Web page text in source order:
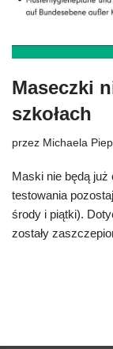
Maseczki
szkołach
przez Michaela
Maski nie będą już
testowania
środy i piątki).
zostały